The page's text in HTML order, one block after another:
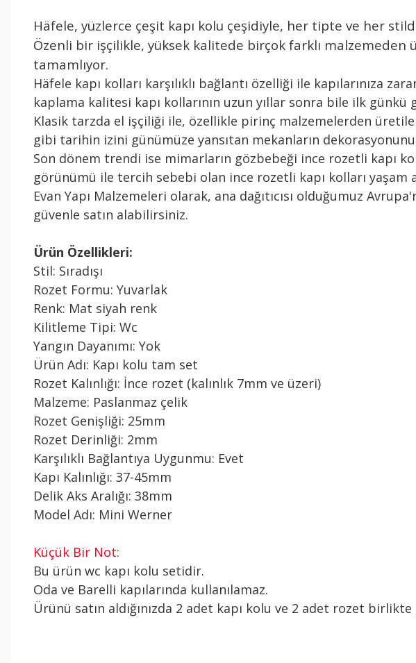
Häfele, yüzlerce çeşit kapı kolu çeşidiyle, her tipte ve her
Özenli bir işçilikle, yüksek kalitede birçok farklı
tamamlıyor.
Häfele kapı kolları karşılıklı bağlantı özelliği ile kapılarınıza
kaplama kalitesi kapı kollarının uzun yıllar sonra bile ilk
Klasik tarzda el işçiliği ile, özellikle pirinç malzemelerden
gibi tarihin izini günümüze yansıtan mekanların
Son dönem trendi ise mimarların gözbebeği ince rozetli kapı
görünümü ile tercih sebebi olan ince rozetli kapı kolları yaşam
Evan Yapı Malzemeleri olarak, ana dağıtıcısı olduğumuz
güvenle satın alabilirsiniz.
Ürün Özellikleri:
Stil: Sıradışı
Rozet Formu: Yuvarlak
Renk: Mat siyah renk
Kilitleme Tipi: Wc
Yangın Dayanımı: Yok
Ürün Adı: Kapı kolu tam set
Rozet Kalınlığı: İnce rozet (kalınlık 7mm ve üzeri)
Malzeme: Paslanmaz çelik
Rozet Genişliği: 25mm
Rozet Derinliği: 2mm
Karşılıklı Bağlantıya Uygunmu: Evet
Kapı Kalınlığı: 37-45mm
Delik Aks Aralığı: 38mm
Model Adı: Mini Werner
Küçük Bir Not:
Bu ürün wc kapı kolu setidir.
Oda ve Barelli kapılarında kullanılamaz.
Ürünü satın aldığınızda 2 adet kapı kolu ve 2 adet rozet